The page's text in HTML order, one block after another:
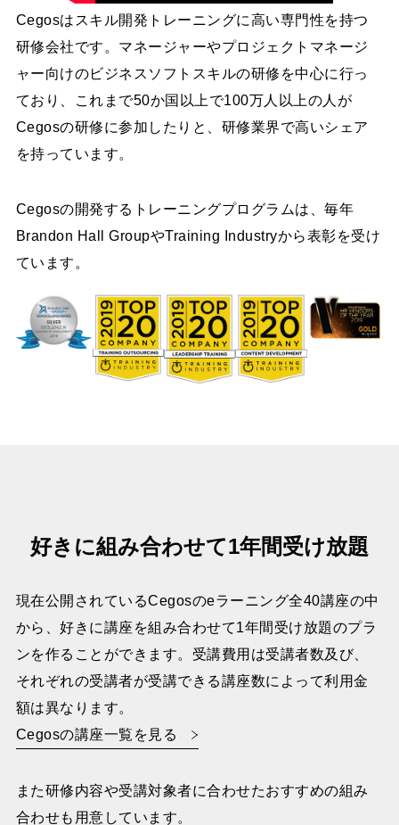
Cegosはスキル開発トレーニングに高い専門性を持つ
研修会社です。マネージャーやプロジェクトマネージ
ャー向けのビジネスソフトスキルの研修を中心に行っ
ており、これまで50か国以上で100万人以上の人が
Cegosの研修に参加したりと、研修業界で高いシェア
を持っています。
Cegosの開発するトレーニングプログラムは、毎年
Brandon Hall GroupやTraining Industryから表彰を受け
ています。
好きに組み合わせて1年間受け放題
現在公開されているCegosのeラーニング全40講座の中
から、好きに講座を組み合わせて1年間受け放題のプラ
ンを作ることができます。受講費用は受講者数及び、
それぞれの受講者が受講できる講座数によって利用金
額は異なります。
Cegosの講座一覧を見る
また研修内容や受講対象者に合わせたおすすめの組み
合わせも用意しています。